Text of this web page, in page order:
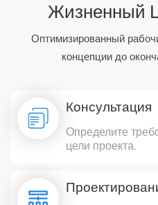
Жизненный
Оптимизированный
концепции до
Консультация
Определите
цели проекта.